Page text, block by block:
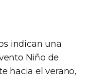
indican una
Niño de
hacia el verano,